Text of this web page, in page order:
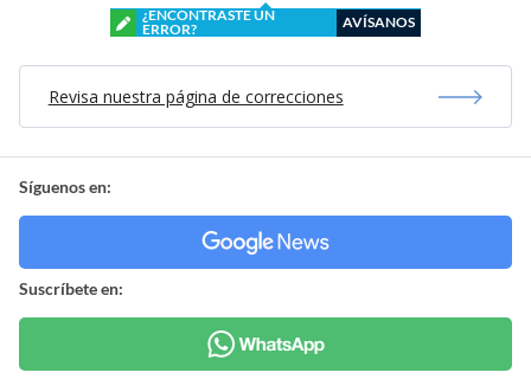
¿ENCONTRASTE UN
ERROR?
AVÍSANOS
Revisa nuestra página de correcciones
Síguenos en:
Suscríbete en: